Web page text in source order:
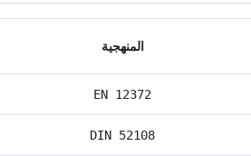
المنهجية
EN 12372
DIN 52108